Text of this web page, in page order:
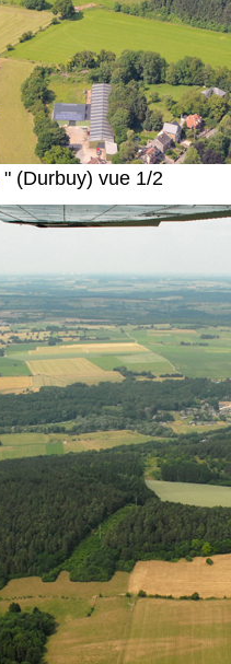
" (Durbuy) vue 1/2